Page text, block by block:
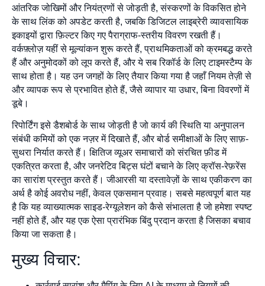
आंतरिक जोखिमों और नियंत्रणों से जोड़ती है, संस्करणों के विकसित होने
के साथ लिंक को अपडेट करती है, जबकि डिजिटल लाइब्रेरी व्यावसायिक
इकाइयों द्वारा फ़िल्टर किए गए पैराग्राफ-स्तरीय विवरण रखती हैं।
वर्कफ़्लोज़ यहीं से मूल्यांकन शुरू करते हैं, प्राथमिकताओं को क्रमबद्ध करते
हैं और अनुमोदकों को लूप करते हैं, और ये सब रिकॉर्ड के लिए टाइमस्टैम्प के
साथ होता है। यह उन जगहों के लिए तैयार किया गया है जहाँ नियम तेज़ी से
और व्यापक रूप से प्रभावित होते हैं, जैसे व्यापार या उधार, बिना विवरणों में
डूबे।
रिपोर्टिंग इसे डैशबोर्ड के साथ जोड़ती है जो कार्य की स्थिति या अनुपालन
संबंधी कमियों को एक नज़र में दिखाते हैं, और बोर्ड समीक्षाओं के लिए साफ़-
सुथरा निर्यात करते हैं। क्षितिज व्यूअर समाचारों को संरचित फ़ीड में
एकत्रित करता है, और जनरेटिव बिट्स घंटों बचाने के लिए क्रॉस-रेफ़रेंस
का सारांश प्रस्तुत करते हैं। जीआरसी या दस्तावेज़ों के साथ एकीकरण का
अर्थ है कोई अवरोध नहीं, केवल एकसमान प्रवाह। सबसे महत्वपूर्ण बात यह
है कि यह व्याख्यात्मक साइड-रेग्यूलेशन को कैसे संभालता है जो हमेशा स्पष्ट
नहीं होते हैं, और यह एक ऐसा प्रारंभिक बिंदु प्रदान करता है जिसका बचाव
किया जा सकता है।
मुख्य विचार: